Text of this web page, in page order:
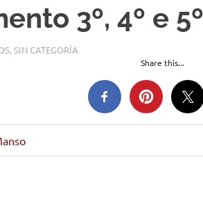
3º, 4º e
,SIN CATEGORÍA
Share this...